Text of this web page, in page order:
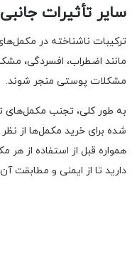
سایر تأثیرات جانبی
ترکیبات ناشناخته در
مانند اضطراب، افسردگی،
مشکلات پوستی منجر شوند.
به طور کلی، تجنب مکمل‌های
شده برای خرید مکمل‌ها از
همواره قبل از استفاده از
دارید تا از ایمنی و مطابقت